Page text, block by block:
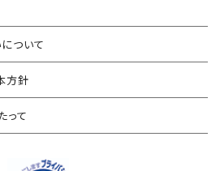
セキュリティ
リスクアセスメント
リティ・チェックリスト
ビス
テクト
／活用支援
（CP）
ついて
方針
って